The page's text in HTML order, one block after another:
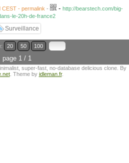
CEST - permalink - - http://bearstech.com/big-
le-20h-de-france2
Surveillance
20 50 100
page 1 / 1
super-fast, no-database delicious clone. By
. Theme by idleman.fr.